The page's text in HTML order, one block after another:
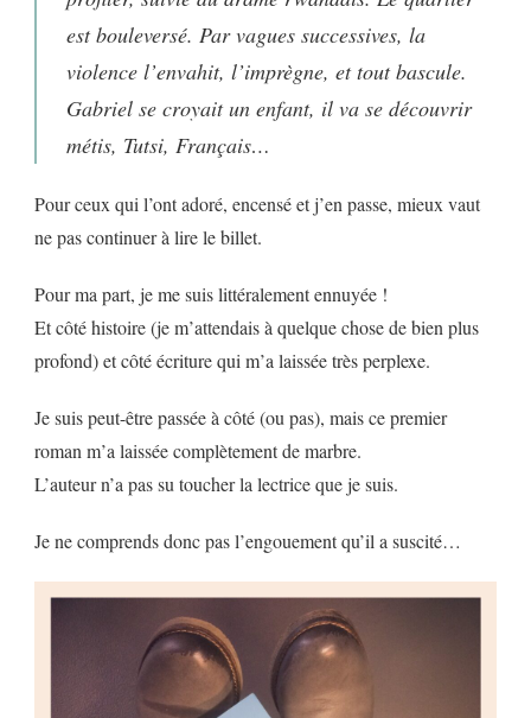
est bouleversé. Par vagues successives, la
violence l’envahit, l’imprègne, et tout bascule.
Gabriel se croyait un enfant, il va se découvrir
métis, Tutsi, Français…
Pour ceux qui l’ont adoré, encensé et j’en passe, mieux vaut
ne pas continuer à lire le billet.
Pour ma part, je me suis littéralement ennuyée !
Et côté histoire (je m’attendais à quelque chose de bien plus
profond) et côté écriture qui m’a laissée très perplexe.
Je suis peut-être passée à côté (ou pas), mais ce premier
roman m’a laissée complètement de marbre.
L’auteur n’a pas su toucher la lectrice que je suis.
Je ne comprends donc pas l’engouement qu’il a suscité…